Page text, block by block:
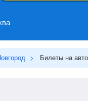
Билеты на